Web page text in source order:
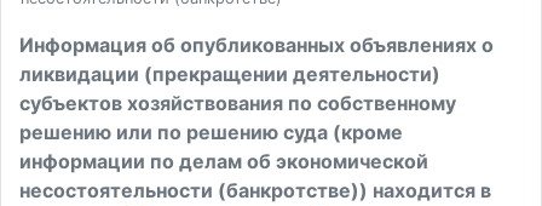
Информация об опубликованных объявлениях о
ликвидации (прекращении деятельности)
субъектов хозяйствования по собственному
решению или по решению суда (кроме
информации по делам об экономической
несостоятельности (банкротстве)) находится в